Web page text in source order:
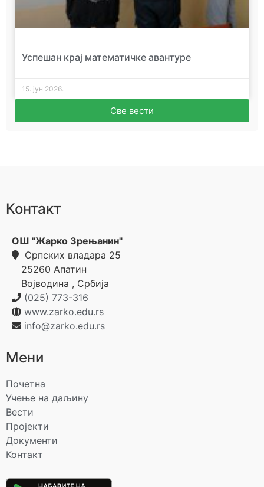
Успешан крај математичке авантуре
15. јун 2026.
Све вести
Контакт
ОШ "Жарко Зрењанин"
Српских владара 25
25260 Апатин
Војводина , Србија
(025) 773-316
www.zarko.edu.rs
info@zarko.edu.rs
Мени
Почетна
Учење на даљину
Вести
Пројекти
Документи
Контакт